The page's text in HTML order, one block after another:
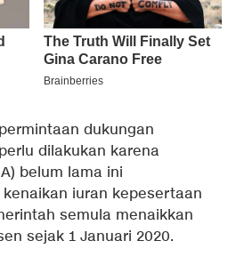
dukungan
dilakukan karena
belum lama ini
iuran kepesertaan
semula menaikkan
sejak 1 Januari 2020.